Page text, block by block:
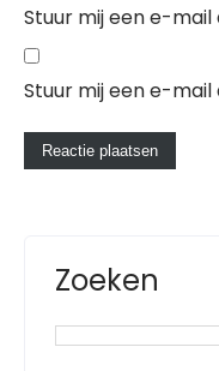
Stuur mij een e-
Stuur mij een e-mail
Zoeken